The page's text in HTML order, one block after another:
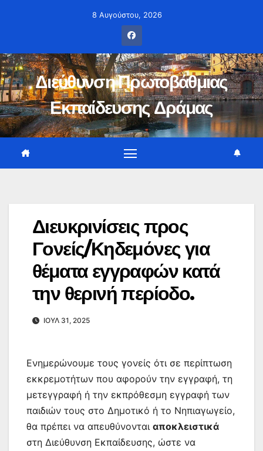
8 Αυγούστου, 2026
Διεύθυνση Πρωτοβάθμιας
Εκπαίδευσης Δράμας
Διευκρινίσεις προς
Γονείς/Κηδεμόνες για
θέματα εγγραφών κατά
την θερινή περίοδο.
ΙΟΎΛ 31, 2025
Ενημερώνουμε τους γονείς ότι σε περίπτωση
εκκρεμοτήτων που αφορούν την εγγραφή, τη
μετεγγραφή ή την εκπρόθεσμη εγγραφή των
παιδιών τους στο Δημοτικό ή το Νηπιαγωγείο,
θα πρέπει να απευθύνονται αποκλειστικά
στη Διεύθυνση Εκπαίδευσης, ώστε να